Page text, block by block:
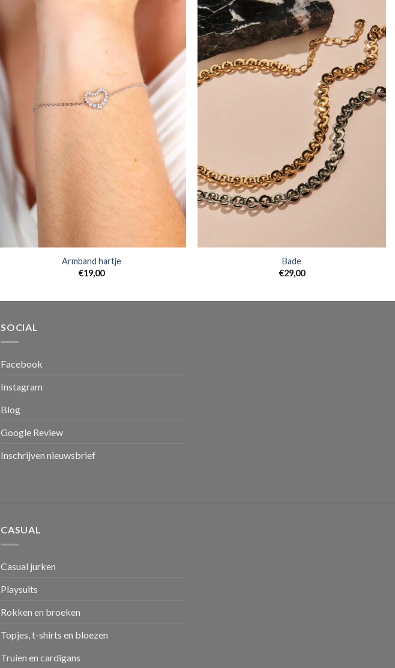
Armband hartje
€19,00
Bade
€29,00
SOCIAL
Facebook
Instagram
Blog
Google Review
Inschrijven nieuwsbrief
CASUAL
Casual jurken
Playsuits
Rokken en broeken
Topjes, t-shirts en bloezen
Truien en cardigans